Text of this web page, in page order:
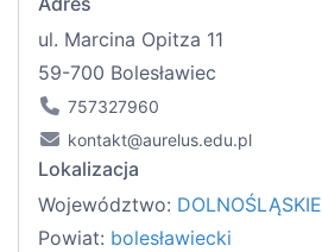
ul. Marcina Opitza 11
59-700 Bolesławiec
757327960
kontakt@aurelus.edu.pl
Lokalizacja
Województwo: DOLNOŚLĄSKIE
Powiat: bolesławiecki